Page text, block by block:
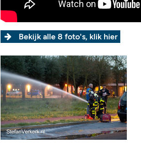
Bekijk alle 8 foto's, klik hier